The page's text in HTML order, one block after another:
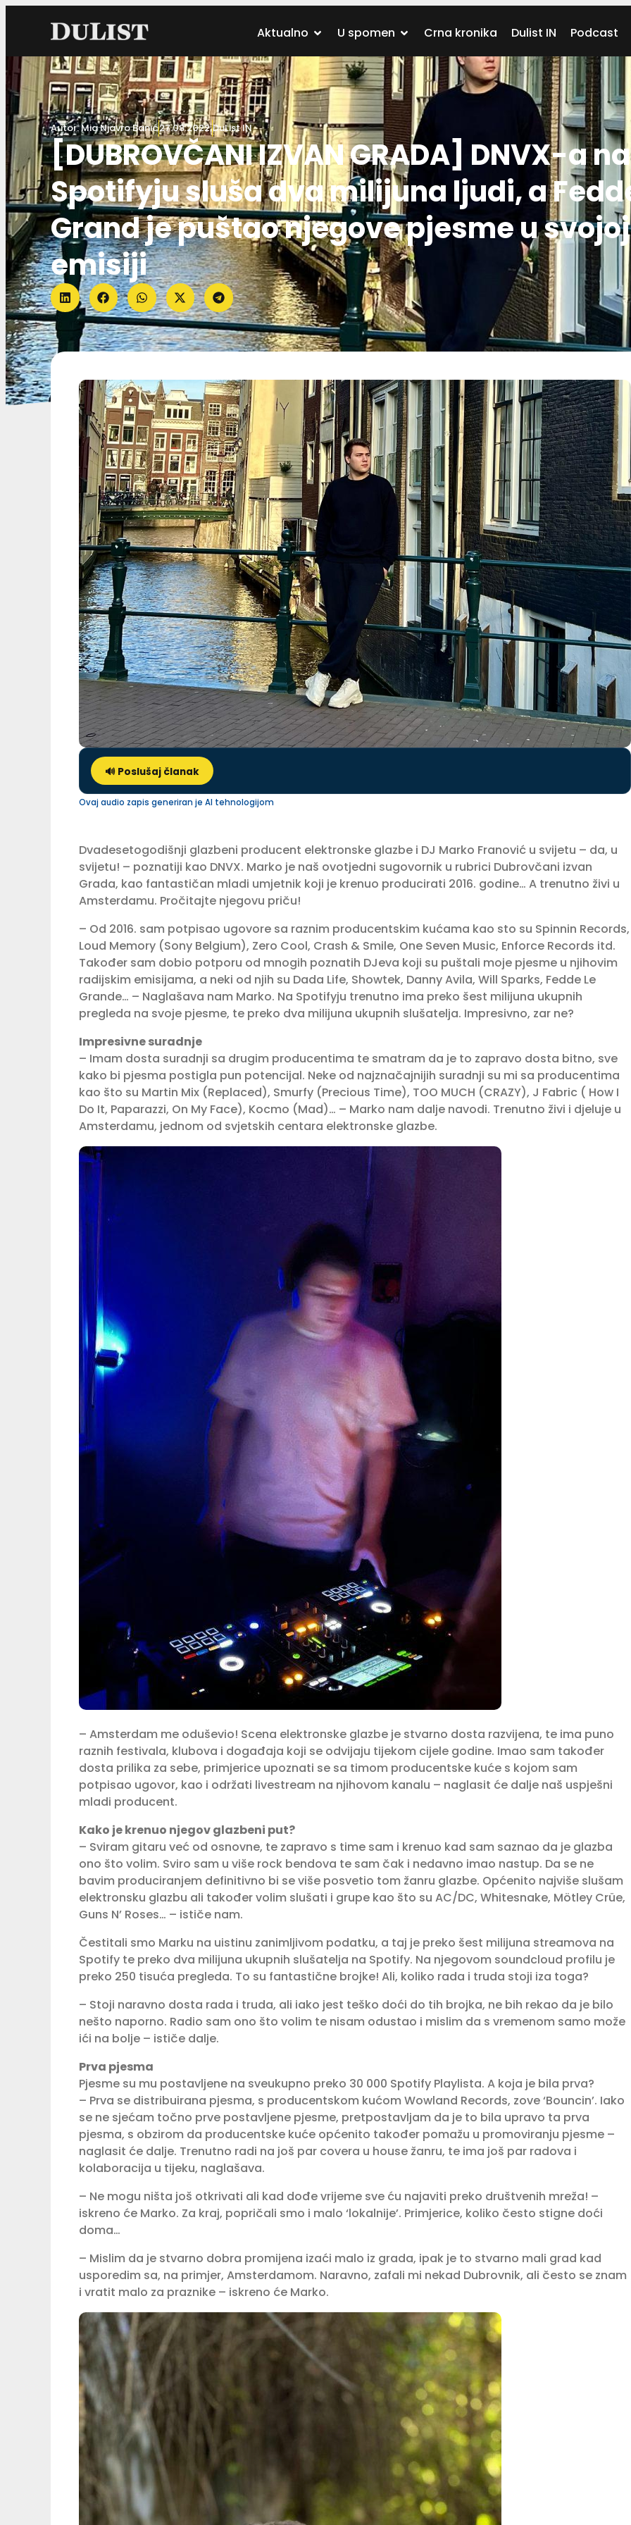
Aktualno U spomen Crna kronika Dulist IN Podcast
Autor:Mia Njavro Banić27.08.2022.DuList IN
[DUBROVČANI IZVAN GRADA] DNVX-a na
Spotifyju sluša dva milijuna ljudi, a
Grand je puštao njegove pjesme u svojoj
emisiji
🔊 Poslušaj članak
Ovaj audio zapis generiran je AI tehnologijom
Dvadesetogodišnji glazbeni producent elektronske glazbe i DJ Marko Franović u svijetu – da, u
svijetu! – poznatiji kao DNVX. Marko je naš ovotjedni sugovornik u rubrici Dubrovčani izvan
Grada, kao fantastičan mladi umjetnik koji je krenuo producirati 2016. godine… A trenutno živi u
Amsterdamu. Pročitajte njegovu priču!
– Od 2016. sam potpisao ugovore sa raznim producentskim kućama kao sto su Spinnin Records,
Loud Memory (Sony Belgium), Zero Cool, Crash & Smile, One Seven Music, Enforce Records itd.
Također sam dobio potporu od mnogih poznatih DJeva koji su puštali moje pjesme u njihovim
radijskim emisijama, a neki od njih su Dada Life, Showtek, Danny Avila, Will Sparks, Fedde Le
Grande… – Naglašava nam Marko. Na Spotifyju trenutno ima preko šest milijuna ukupnih
pregleda na svoje pjesme, te preko dva milijuna ukupnih slušatelja. Impresivno, zar ne?
Impresivne suradnje
– Imam dosta suradnji sa drugim producentima te smatram da je to zapravo dosta bitno, sve
kako bi pjesma postigla pun potencijal. Neke od najznačajnijih suradnji su mi sa producentima
kao što su Martin Mix (Replaced), Smurfy (Precious Time), TOO MUCH (CRAZY), J Fabric ( How I
Do It, Paparazzi, On My Face), Kocmo (Mad)… – Marko nam dalje navodi. Trenutno živi i djeluje u
Amsterdamu, jednom od svjetskih centara elektronske glazbe.
– Amsterdam me oduševio! Scena elektronske glazbe je stvarno dosta razvijena, te ima puno
raznih festivala, klubova i događaja koji se odvijaju tijekom cijele godine. Imao sam također
dosta prilika za sebe, primjerice upoznati se sa timom producentske kuće s kojom sam
potpisao ugovor, kao i održati livestream na njihovom kanalu – naglasit će dalje naš uspješni
mladi producent.
Kako je krenuo njegov glazbeni put?
– Sviram gitaru već od osnovne, te zapravo s time sam i krenuo kad sam saznao da je glazba
ono što volim. Sviro sam u više rock bendova te sam čak i nedavno imao nastup. Da se ne
bavim produciranjem definitivno bi se više posvetio tom žanru glazbe. Općenito najviše slušam
elektronsku glazbu ali također volim slušati i grupe kao što su AC/DC, Whitesnake, Mötley Crüe,
Guns N’ Roses… – ističe nam.
Čestitali smo Marku na uistinu zanimljivom podatku, a taj je preko šest milijuna streamova na
Spotify te preko dva milijuna ukupnih slušatelja na Spotify. Na njegovom soundcloud profilu je
preko 250 tisuća pregleda. To su fantastične brojke! Ali, koliko rada i truda stoji iza toga?
– Stoji naravno dosta rada i truda, ali iako jest teško doći do tih brojka, ne bih rekao da je bilo
nešto naporno. Radio sam ono što volim te nisam odustao i mislim da s vremenom samo može
ići na bolje – ističe dalje.
Prva pjesma
Pjesme su mu postavljene na sveukupno preko 30 000 Spotify Playlista. A koja je bila prva?
– Prva se distribuirana pjesma, s producentskom kućom Wowland Records, zove ‘Bouncin’. Iako
se ne sjećam točno prve postavljene pjesme, pretpostavljam da je to bila upravo ta prva
pjesma, s obzirom da producentske kuće općenito također pomažu u promoviranju pjesme –
naglasit će dalje. Trenutno radi na još par covera u house žanru, te ima još par radova i
kolaboracija u tijeku, naglašava.
– Ne mogu ništa još otkrivati ali kad dođe vrijeme sve ću najaviti preko društvenih mreža! –
iskreno će Marko. Za kraj, popričali smo i malo ‘lokalnije’. Primjerice, koliko često stigne doći
doma…
– Mislim da je stvarno dobra promijena izaći malo iz grada, ipak je to stvarno mali grad kad
usporedim sa, na primjer, Amsterdamom. Naravno, zafali mi nekad Dubrovnik, ali često se znam
i vratit malo za praznike – iskreno će Marko.